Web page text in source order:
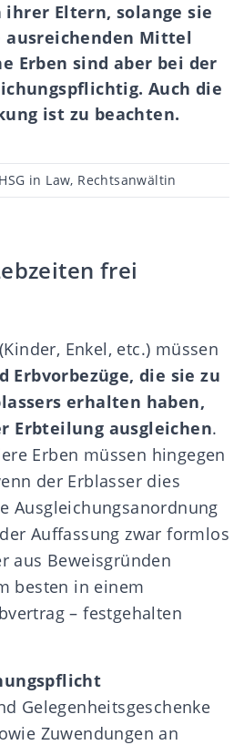
ihrer Eltern, solange sie
ausreichenden Mittel
Erben sind aber bei der
Auch die
ist zu beachten.
in Law, Rechtsanwältin
frei
Enkel, etc.) müssen
Erbvorbezüge, die sie zu
erhalten haben,
Erbteilung ausgleichen.
Erben müssen hingegen
der Erblasser dies
Ausgleichungsanordnung
Auffassung zwar formlos
aus Beweisgründen
besten in einem
– festgehalten
Gelegenheitsgeschenke
Zuwendungen an